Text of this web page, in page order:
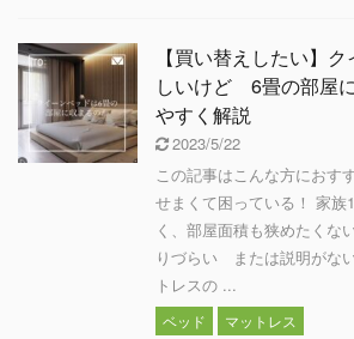
【買い替えしたい】
しいけど 6畳の部屋
やすく解説
2023/5/22
この記事はこんな方におす
せまくて困っている！ 家族
く、部屋面積も狭めたくな
りづらい または説明がな
トレスの ...
ベッド マットレス